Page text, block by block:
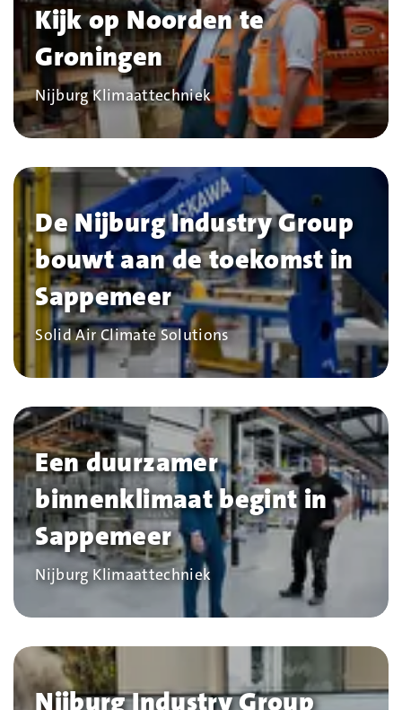
Kijk op Noorden te
Groningen
Bedrijf
Nijburg Klimaattechniek
De Nijburg Industry Group
bouwt aan de toekomst in
Sappemeer
Bedrijf
Solid Air Climate Solutions
Een duurzamer
binnenklimaat begint in
Sappemeer
Bedrijf
Nijburg Klimaattechniek
Nijburg Industry Group